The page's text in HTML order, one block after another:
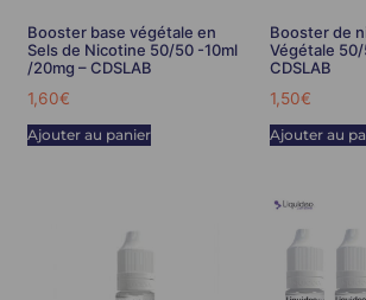
Booster base végétale en
Sels de Nicotine 50/50 -10ml
/20mg – CDSLAB
1,60€
Ajouter au panier
Booster de
Végétale
CDSLAB
1,50€
Ajouter au